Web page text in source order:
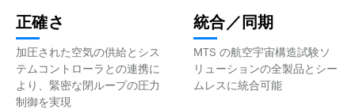
正確さ
加圧された空気の供給とシス
テムコントローラとの連携に
より、緊密な閉ループの圧力
制御を実現
統合／同期
MTS の航空宇宙構造試験ソ
リューションの全製品とシー
ムレスに統合可能